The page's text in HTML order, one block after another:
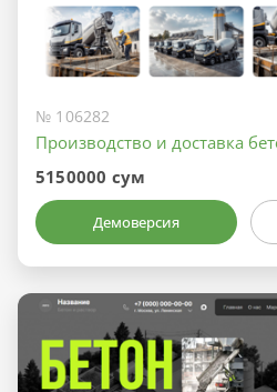
№ 106282
Производство и доставка
5150000 сум
Демоверсия